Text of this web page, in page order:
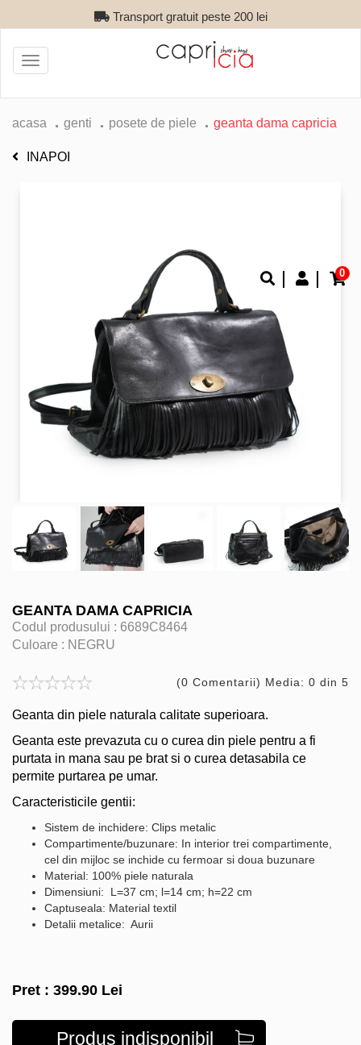
Transport gratuit peste 200 lei
0
Toggle
navigation
acasa genti posete de piele geanta dama capricia
INAPOI
GEANTA DAMA CAPRICIA
Codul produsului : 6689C8464
Culoare : NEGRU
(0 Comentarii) Media: 0 din 5
Geanta din piele naturala calitate superioara.
Geanta este prevazuta cu o curea din piele pentru a fi
purtata in mana sau pe brat si o curea detasabila ce
permite purtarea pe umar.
Caracteristicile gentii:
Sistem de inchidere: Clips metalic
Compartimente/buzunare: In interior trei compartimente,
cel din mijloc se inchide cu fermoar si doua buzunare
Material: 100% piele naturala
Dimensiuni: L=37 cm; l=14 cm; h=22 cm
Captuseala: Material textil
Detalii metalice: Aurii
Pret : 399.90 Lei
Produs indisponibil